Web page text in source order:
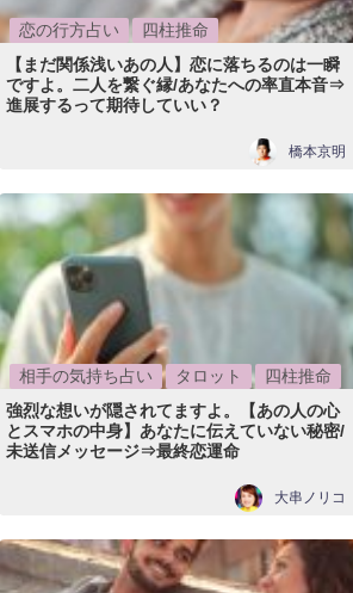
恋の行方占い
四柱推命
【まだ関係浅いあの人】恋に落ちるのは一瞬
ですよ。二人を繋ぐ縁/あなたへの率直本音⇒
進展するって期待していい？
橋本京明
相手の気持ち占い タロット
四柱推命
強烈な想いが隠されてますよ。【あの人の心
とスマホの中身】あなたに伝えていない秘密/
未送信メッセージ⇒最終恋運命
大串ノリコ